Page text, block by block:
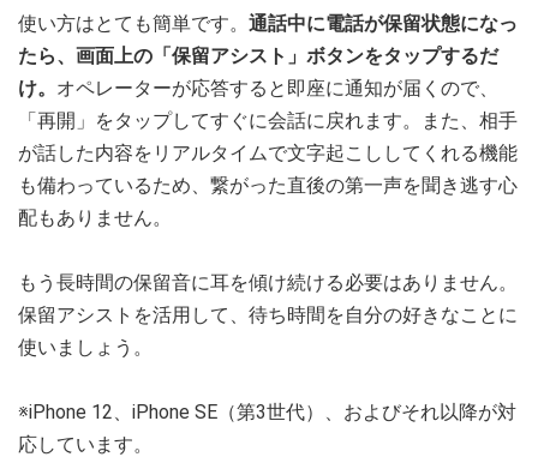
使い方はとても簡単です。 通話中に電話が保留状態になっ
たら、画面上の「保留アシスト」ボタンをタップするだ
け。 オペレーターが応答すると即座に通知が届くので、
「再開」をタップしてすぐに会話に戻れます。また、相手
が話した内容をリアルタイムで文字起こししてくれる機能
も備わっているため、繋がった直後の第一声を聞き逃す心
配もありません。
もう長時間の保留音に耳を傾け続ける必要はありません。
保留アシストを活用して、待ち時間を自分の好きなことに
使いましょう。
※iPhone 12、iPhone SE（第3世代）、およびそれ以降が対
応しています。